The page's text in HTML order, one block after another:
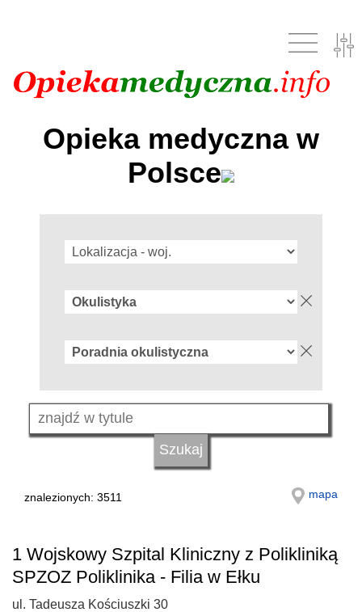
Opieka medyczna w
Polsce
znalezionych: 3511 mapa
1 Wojskowy Szpital Kliniczny z Polikliniką
SPZOZ Poliklinika - Filia w Ełku
ul. Tadeusza Kościuszki 30